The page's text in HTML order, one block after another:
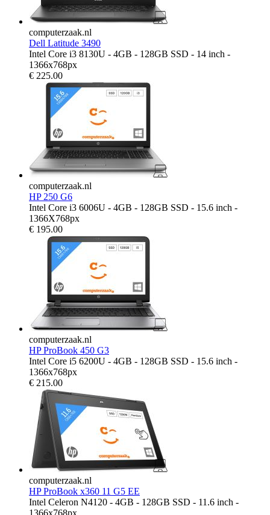
computerzaak.nl
Dell Latitude 3490
Intel Core i3 8130U - 4GB - 128GB SSD - 14 inch -
1366x768px
€ 225.00
computerzaak.nl
HP 250 G6
Intel Core i3 6006U - 4GB - 128GB SSD - 15.6 inch -
1366X768px
€ 195.00
computerzaak.nl
HP ProBook 450 G3
Intel Core i5 6200U - 4GB - 128GB SSD - 15.6 inch -
1366x768px
€ 215.00
computerzaak.nl
HP ProBook x360 11 G5 EE
Intel Celeron N4120 - 4GB - 128GB SSD - 11.6 inch -
1366x768px